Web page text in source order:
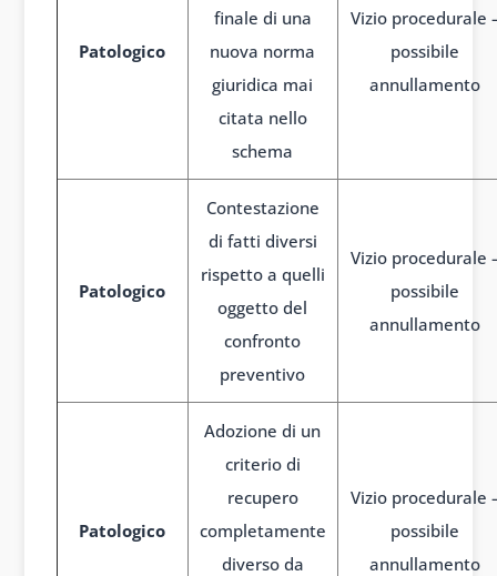
Patologico
finale di una
nuova norma
giuridica mai
citata nello
schema
Vizio procedurale
possibile
annullamento
Patologico
Contestazione
di fatti diversi
rispetto a quelli
oggetto del
confronto
preventivo
Vizio procedurale
possibile
annullamento
Patologico
Adozione di un
criterio di
recupero
completamente
diverso da
Vizio procedurale
possibile
annullamento